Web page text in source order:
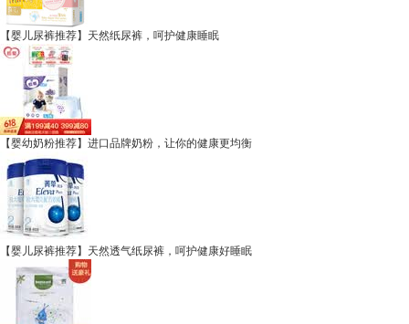
【婴儿尿裤推荐】天然纸尿裤，呵护健康睡眠
【婴幼奶粉推荐】进口品牌奶粉，让你的健康更均衡
【婴儿尿裤推荐】天然透气纸尿裤，呵护健康好睡眠